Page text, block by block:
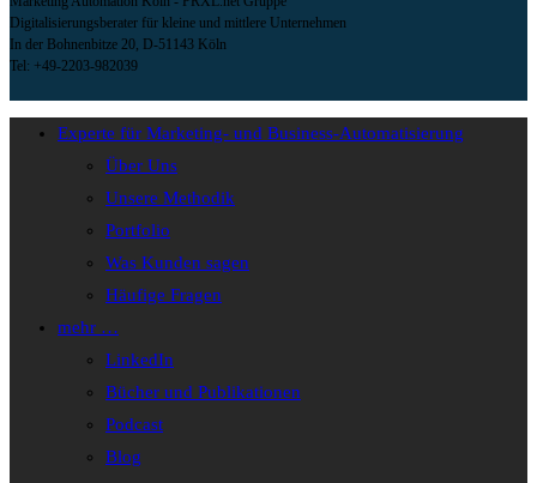
Digitalisierungsberater für kleine und mittlere Unternehmen
In der Bohnenbitze 20, D-51143 Köln
Tel: +49-2203-982039
Experte für Marketing- und Business-Automatisierung
Über Uns
Unsere Methodik
Portfolio
Was Kunden sagen
Häufige Fragen
mehr …
LinkedIn
Bücher und Publikationen
Podcast
Blog